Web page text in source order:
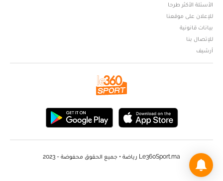
الأسئلة الأكثر طرحا
للإعلان على موقعنا
بيانات قانونية
للإتصال بنا
أرشيف
Le360Sport.ma رياضة • جميع الحقوق محفوضة - 2023